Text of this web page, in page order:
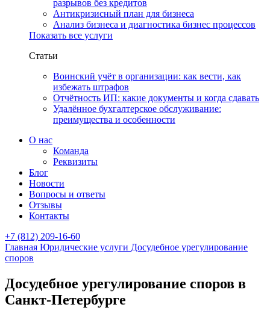
разрывов без кредитов
Антикризисный план для бизнеса
Анализ бизнеса и диагностика бизнес процессов
Показать все услуги
Статьи
Воинский учёт в организации: как вести, как
избежать штрафов
Отчётность ИП: какие документы и когда сдавать
Удалённое бухгалтерское обслуживание:
преимущества и особенности
О нас
Команда
Реквизиты
Блог
Новости
Вопросы и ответы
Отзывы
Контакты
+7 (812) 209-16-60
Главная Юридические услуги Досудебное урегулирование
споров
Досудебное урегулирование споров в
Санкт-Петербурге